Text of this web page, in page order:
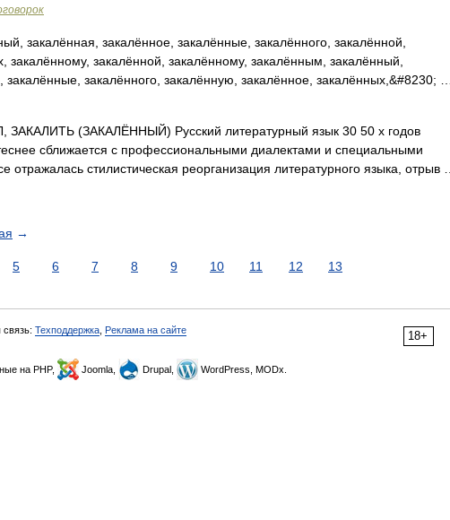
закалённая, закалённое, закалённые, закалённого, закалённой,
закалённому, закалённой, закалённому, закалённым, закалённый,
закалённые, закалённого, закалённую, закалённое, закалённых,&#8230; …
ЗАКАЛИТЬ (ЗАКАЛЁННЫЙ) Русский литературный язык 30 50 х годов
сближается с профессиональными диалектами и специальными
отражалась стилистическая реорганизация литературного языка, отрыв …
→
5 6 7 8 9 10 11 12 13
18+
Техподдержка Реклама на сайте
на PHP, Joomla, Drupal, WordPress, MODx.